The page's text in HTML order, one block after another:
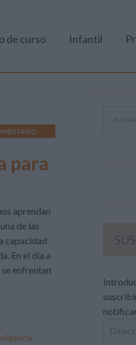
de curso Infantil
para
aprendan
de las
capacidad
En el día a
enfrentan
Dirección